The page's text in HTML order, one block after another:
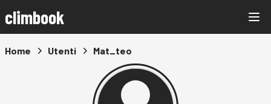
climbook
Home Utenti Mat_teo